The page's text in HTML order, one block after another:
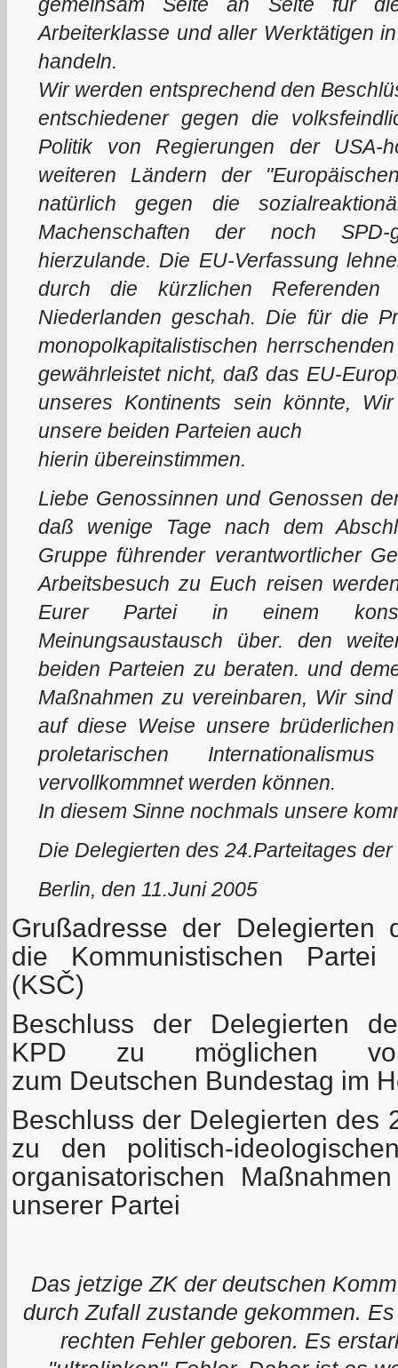
Arbeiterklasse und aller Werktätigen
handeln.
Wir werden entsprechend den
entschiedener gegen die
Politik von Regierungen der USA-
weiteren Ländern der
natürlich gegen die
Machenschaften der noch SPD-
hierzulande. Die EU-Verfassung
durch die kürzlichen
Niederlanden geschah. Die für die
monopolkapitalistischen
gewährleistet nicht, daß das EU-
unseres Kontinents sein könnte,
unsere beiden Parteien auch
hierin übereinstimmen.
Liebe Genossinnen und Genossen
daß wenige Tage nach dem
Gruppe führender verantwortlicher
Arbeitsbesuch zu Euch reisen
Eurer Partei in einem
Meinungsaustausch über. den
beiden Parteien zu beraten. und
Maßnahmen zu vereinbaren, Wir
auf diese Weise unsere
proletarischen
vervollkommnet werden können.
In diesem Sinne nochmals unsere
Die Delegierten des 24.Parteitages der
Berlin, den 11.Juni 2005
Grußadresse der Delegierten
die Kommunistischen Partei
(KSČ)
Beschluss der Delegierten
KPD zu möglichen
zum Deutschen Bundestag im
Beschluss der Delegierten des
zu den politisch-
organisatorischen
unserer Partei
Das jetzige ZK der deutschen
durch Zufall zustande gekommen.
rechten Fehler geboren. Es